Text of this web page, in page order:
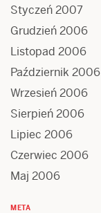
Styczeń 2007
Grudzień 2006
Listopad 2006
Październik 2006
Wrzesień 2006
Sierpień 2006
Lipiec 2006
Czerwiec 2006
Maj 2006
META